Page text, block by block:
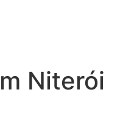
Niterói